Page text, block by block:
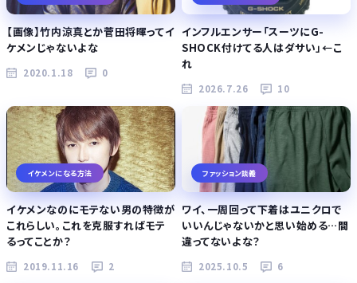
【画像】竹内涼真とか菅田将暉ってイ
ケメンじゃないよな
2020.1.18 0
インフルエンサー「スーツにG-
SHOCK付けてる人はダサい」←こ
れ
2026.7.26 10
イケメンになる方法
イケメンなのにモテない男の特徴が
これらしい。これを克服すればモテ
るってことか？
2019.11.16 2
ファッション談義
ワイ、一周回って下着はユニクロで
いいんじゃないかと思い始める…間
違ってないよな？
2025.10.5 6